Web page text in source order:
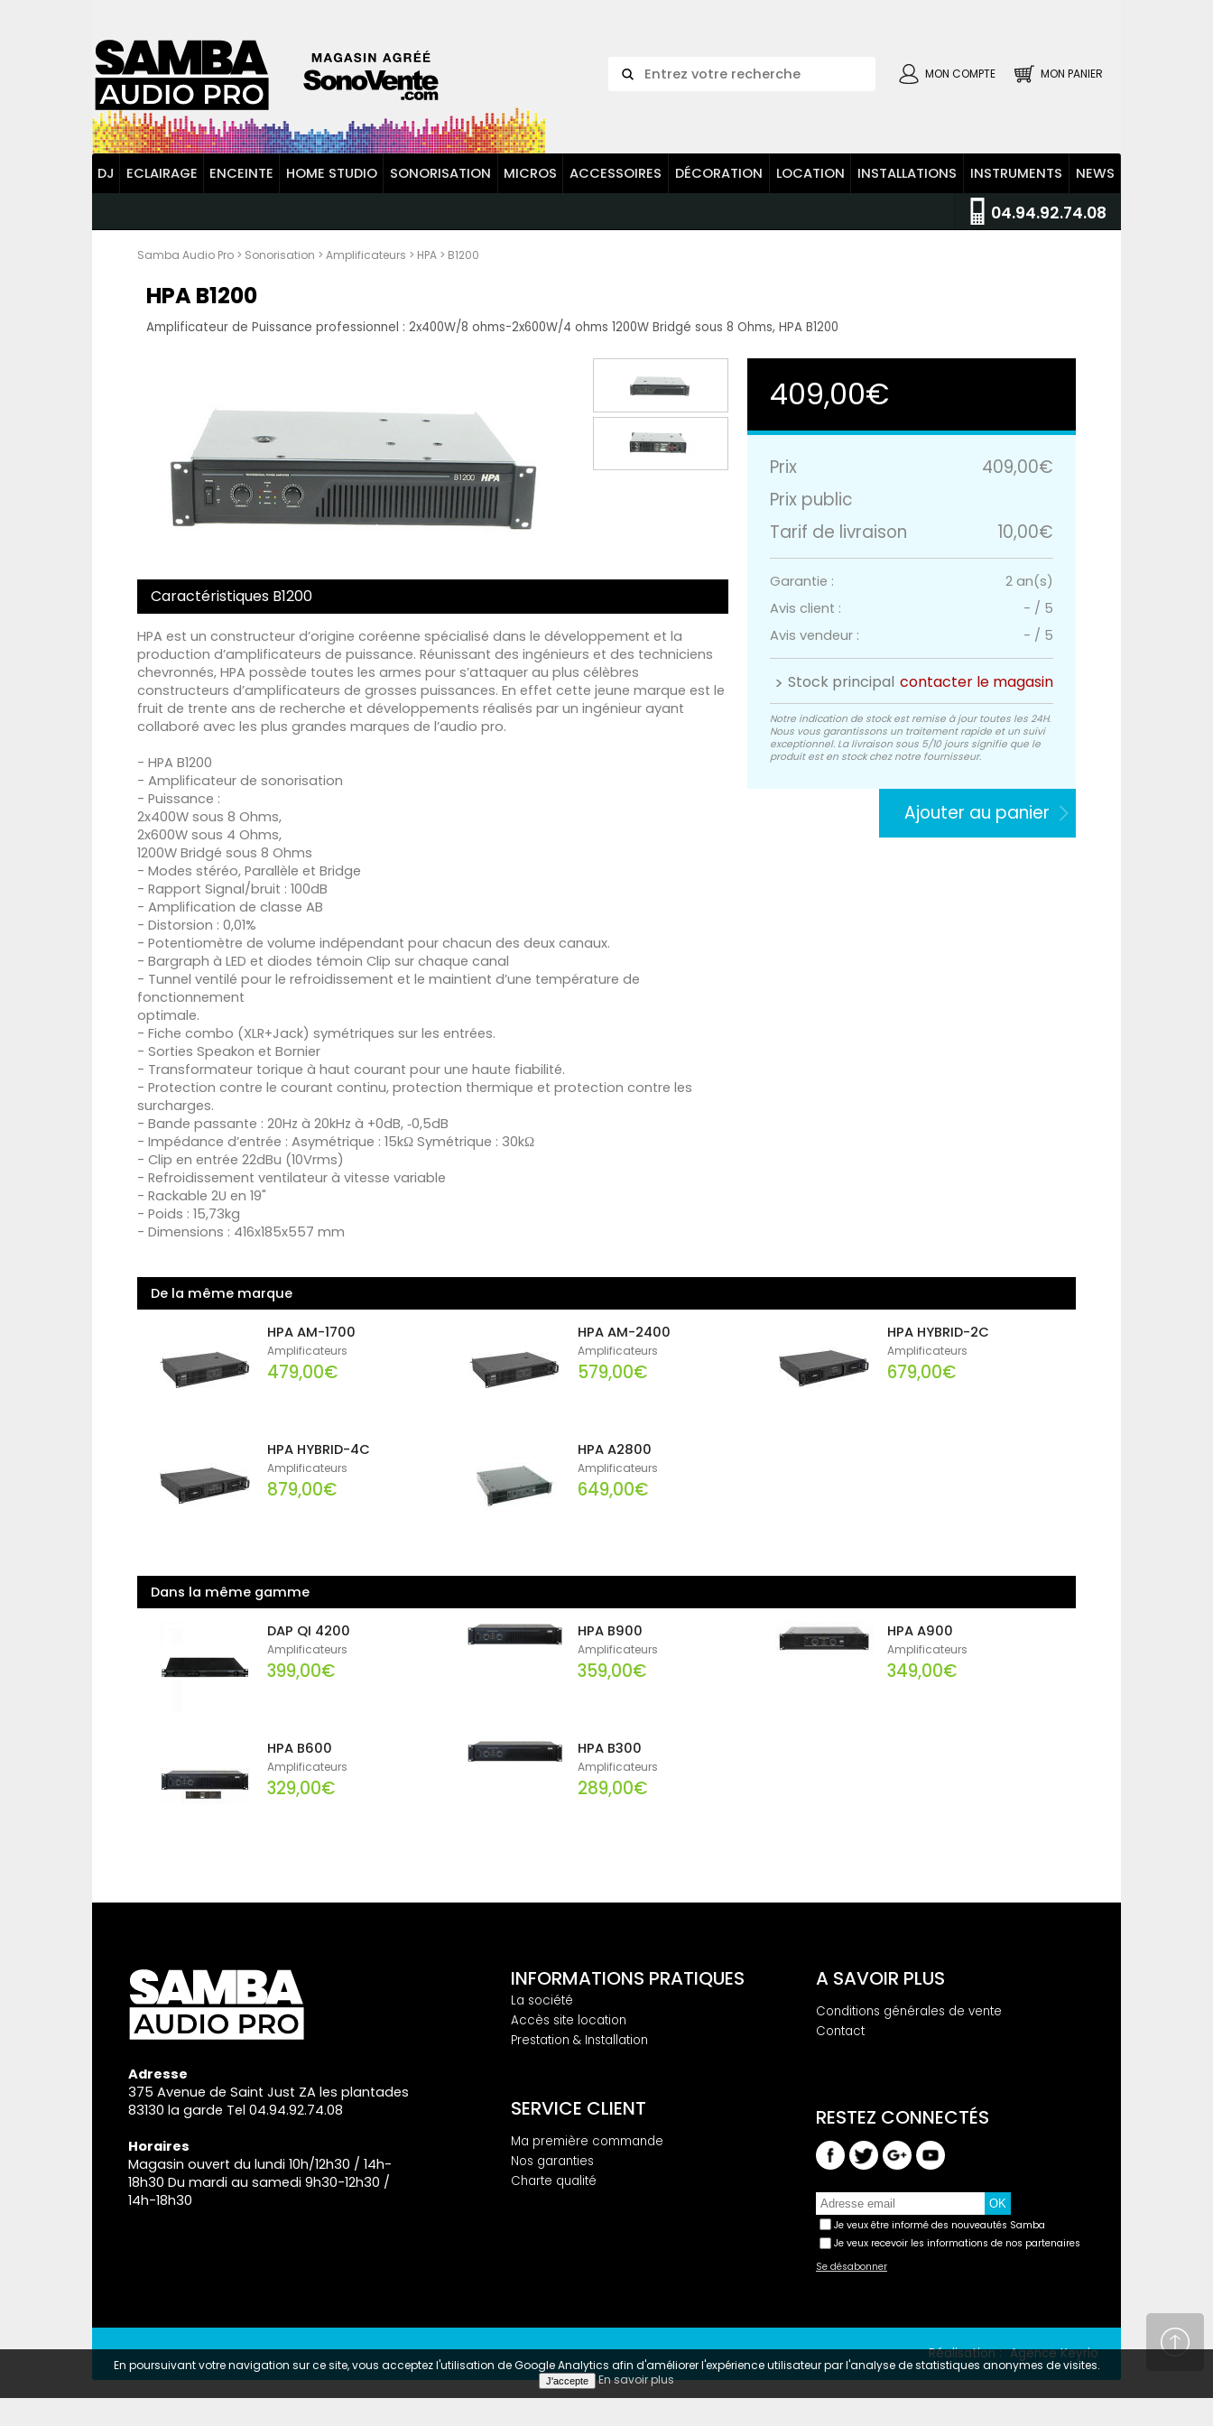
MON PANIER
MON COMPTE
DJ ECLAIRAGE ENCEINTE HOME STUDIO SONORISATION MICROS ACCESSOIRES DÉCORATION LOCATION INSTALLATIONS INSTRUMENTS NEWS
04.94.92.74.08
Samba Audio Pro > Sonorisation > Amplificateurs > HPA > B1200
HPA B1200
Amplificateur de Puissance professionnel : 2x400W/8 ohms-2x600W/4 ohms 1200W Bridgé sous 8 Ohms, HPA B1200
409,00€
Prix
409,00€
Prix public
Tarif de livraison
10,00€
Garantie :
2 an(s)
Avis client :
- / 5
Avis vendeur :
- / 5
Stock principal contacter le magasin
Notre indication de stock est remise à jour toutes les 24H.
Nous vous garantissons un traitement rapide et un suivi
exceptionnel. La livraison sous 5/10 jours signifie que le
produit est en stock chez notre fournisseur.
Ajouter au panier
Caractéristiques B1200
HPA est un constructeur d’origine coréenne spécialisé dans le développement et la
production d’amplificateurs de puissance. Réunissant des ingénieurs et des techniciens
chevronnés, HPA possède toutes les armes pour s’attaquer au plus célèbres
constructeurs d’amplificateurs de grosses puissances. En effet cette jeune marque est le
fruit de trente ans de recherche et développements réalisés par un ingénieur ayant
collaboré avec les plus grandes marques de l’audio pro.
- HPA B1200
- Amplificateur de sonorisation
- Puissance :
2x400W sous 8 Ohms,
2x600W sous 4 Ohms,
1200W Bridgé sous 8 Ohms
- Modes stéréo, Parallèle et Bridge
- Rapport Signal/bruit : 100dB
- Amplification de classe AB
- Distorsion : 0,01%
- Potentiomètre de volume indépendant pour chacun des deux canaux.
- Bargraph à LED et diodes témoin Clip sur chaque canal
- Tunnel ventilé pour le refroidissement et le maintient d’une température de
fonctionnement
optimale.
- Fiche combo (XLR+Jack) symétriques sur les entrées.
- Sorties Speakon et Bornier
- Transformateur torique à haut courant pour une haute fiabilité.
- Protection contre le courant continu, protection thermique et protection contre les
surcharges.
- Bande passante : 20Hz à 20kHz à +0dB, ‐0,5dB
- Impédance d’entrée : Asymétrique : 15kΩ Symétrique : 30kΩ
- Clip en entrée 22dBu (10Vrms)
- Refroidissement ventilateur à vitesse variable
- Rackable 2U en 19"
- Poids : 15,73kg
- Dimensions : 416x185x557 mm
De la même marque
HPA AM-1700
Amplificateurs
479,00€
HPA AM-2400
Amplificateurs
579,00€
HPA HYBRID-2C
Amplificateurs
679,00€
HPA HYBRID-4C
Amplificateurs
879,00€
HPA A2800
Amplificateurs
649,00€
Dans la même gamme
DAP QI 4200
Amplificateurs
399,00€
HPA B900
Amplificateurs
359,00€
HPA A900
Amplificateurs
349,00€
HPA B600
Amplificateurs
329,00€
HPA B300
Amplificateurs
289,00€
Adresse
375 Avenue de Saint Just ZA les plantades
83130 la garde Tel 04.94.92.74.08
Horaires
Magasin ouvert du lundi 10h/12h30 / 14h-
18h30 Du mardi au samedi 9h30-12h30 /
14h-18h30
INFORMATIONS PRATIQUES
La société
Accès site location
Prestation & Installation
SERVICE CLIENT
Ma première commande
Nos garanties
Charte qualité
A SAVOIR PLUS
Conditions générales de vente
Contact
Je veux être informé des nouveautés Samba
Je veux recevoir les informations de nos partenaires
Se désabonner
Réalisation : Agence Keyrio
En poursuivant votre navigation sur ce site, vous acceptez l'utilisation de Google Analytics afin d'améliorer l'expérience utilisateur par l'analyse de statistiques anonymes de visites.
En savoir plus